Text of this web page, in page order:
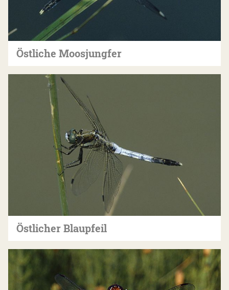
Östliche Moosjungfer
Östlicher Blaupfeil